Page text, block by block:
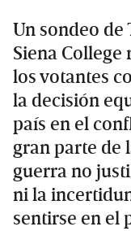
Un sondeo de
Siena
los votantes
la decisión
país en el
gran parte de
guerra no
ni la
sentirse en el